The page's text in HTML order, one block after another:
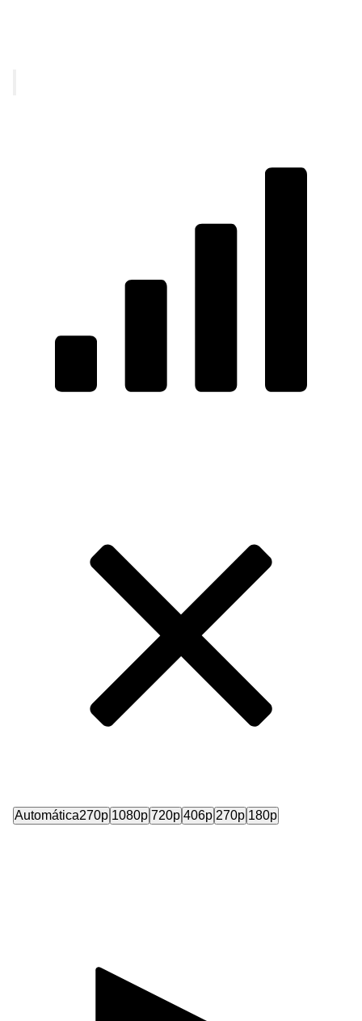
Automática270p 1080p 720p 406p 270p 180p